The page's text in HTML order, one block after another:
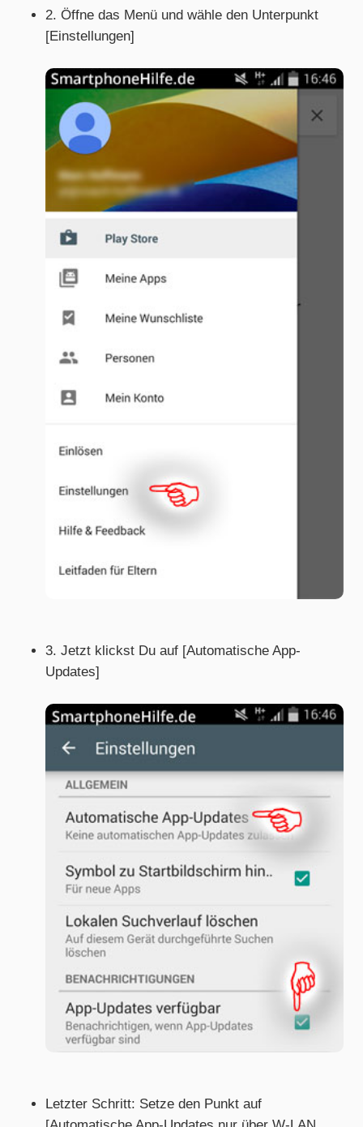
2. Öffne das Menü und wähle den Unterpunkt
[Einstellungen]
3. Jetzt klickst Du auf [Automatische App-
Updates]
Letzter Schritt: Setze den Punkt auf